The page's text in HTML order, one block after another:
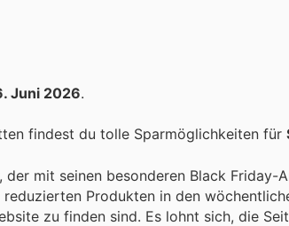
Juni 2026.
findest du tolle Sparmöglichkeiten für
mit seinen besonderen Black Friday-
Produkten in den
zu finden sind. Es lohnt sich, die